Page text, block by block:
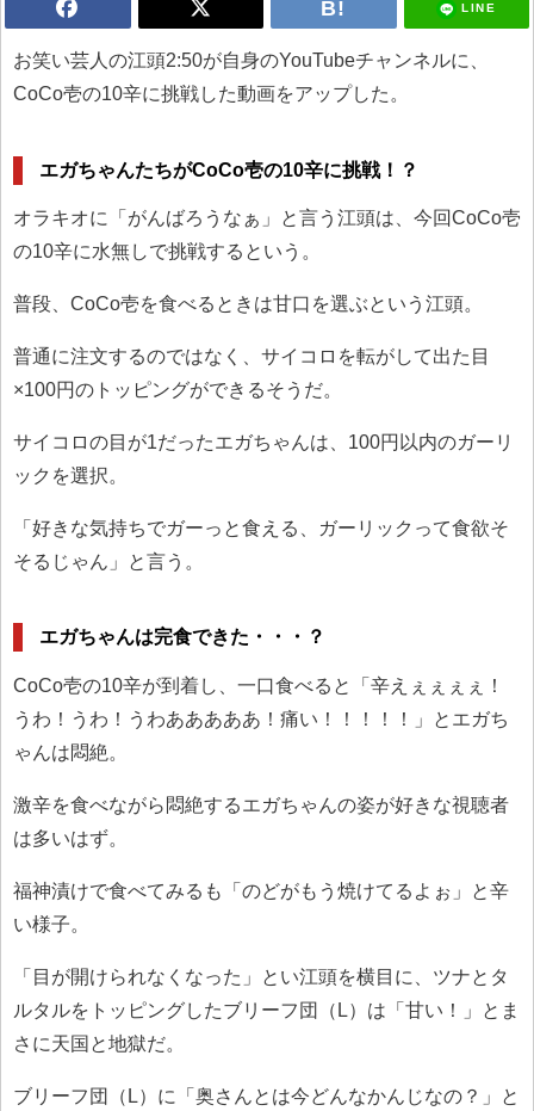
LINE
お笑い芸人の江頭2:50が自身のYouTubeチャンネルに、
CoCo壱の10辛に挑戦した動画をアップした。
エガちゃんたちがCoCo壱の10辛に挑戦！？
オラキオに「がんばろうなぁ」と言う江頭は、今回CoCo壱
の10辛に水無しで挑戦するという。
普段、CoCo壱を食べるときは甘口を選ぶという江頭。
普通に注文するのではなく、サイコロを転がして出た目
×100円のトッピングができるそうだ。
サイコロの目が1だったエガちゃんは、100円以内のガーリ
ックを選択。
「好きな気持ちでガーっと食える、ガーリックって食欲そ
そるじゃん」と言う。
エガちゃんは完食できた・・・？
CoCo壱の10辛が到着し、一口食べると「辛えぇぇぇぇ！
うわ！うわ！うわあああああ！痛い！！！！！」とエガち
ゃんは悶絶。
激辛を食べながら悶絶するエガちゃんの姿が好きな視聴者
は多いはず。
福神漬けで食べてみるも「のどがもう焼けてるよぉ」と辛
い様子。
「目が開けられなくなった」とい江頭を横目に、ツナとタ
ルタルをトッピングしたブリーフ団（L）は「甘い！」とま
さに天国と地獄だ。
ブリーフ団（L）に「奥さんとは今どんなかんじなの？」と